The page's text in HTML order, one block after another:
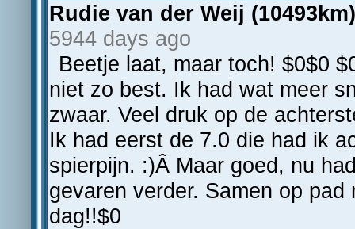
Rudie van der Weij
5944 days ago
Beetje laat, maar toch! $0$0
niet zo best. Ik had wat meer
zwaar. Veel druk op de
Ik had eerst de 7.0 die had ik
spierpijn. :)Â Maar goed, nu
gevaren verder. Samen op
dag!!$0